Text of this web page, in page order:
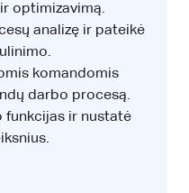
optimizavimą.
analizę ir pateikė
komandomis
darbo procesą.
funkcijas ir nustatė